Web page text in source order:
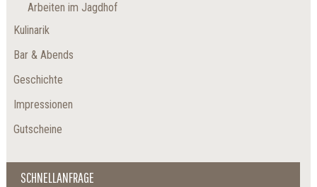
Arbeiten im Jagdhof
Kulinarik
Bar & Abends
Geschichte
Impressionen
Gutscheine
SCHNELLANFRAGE